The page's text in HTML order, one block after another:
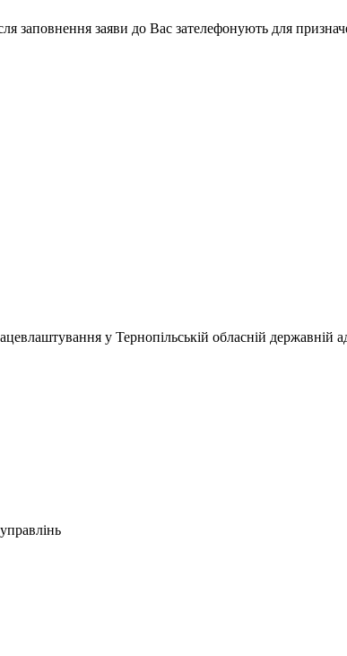
заповнення заяви до Вас зателефонують для
у Тернопільській обласній державній